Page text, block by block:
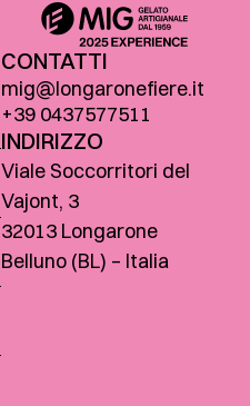
CONTATTI
mig@longaronefiere.it
+39 0437577511
INDIRIZZO
Viale Soccorritori del
Vajont, 3
32013 Longarone
Belluno (BL) – Italia